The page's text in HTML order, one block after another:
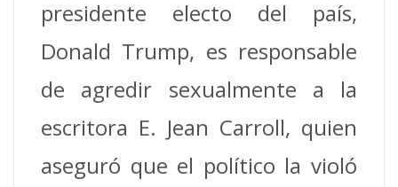
presidente electo del país,
Donald Trump, es responsable
de agredir sexualmente a la
escritora E. Jean Carroll, quien
aseguró que el político la violó